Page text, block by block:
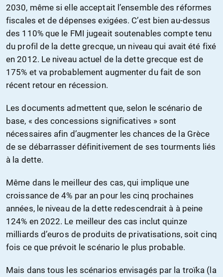
2030, même si elle acceptait l’ensemble des réformes
fiscales et de dépenses exigées. C’est bien au-dessus
des 110% que le FMI jugeait soutenables compte tenu
du profil de la dette grecque, un niveau qui avait été fixé
en 2012. Le niveau actuel de la dette grecque est de
175% et va probablement augmenter du fait de son
récent retour en récession.
Les documents admettent que, selon le scénario de
base, « des concessions significatives » sont
nécessaires afin d’augmenter les chances de la Grèce
de se débarrasser définitivement de ses tourments liés
à la dette.
Même dans le meilleur des cas, qui implique une
croissance de 4% par an pour les cinq prochaines
années, le niveau de la dette redescendrait à à peine
124% en 2022. Le meilleur des cas inclut quinze
milliards d’euros de produits de privatisations, soit cinq
fois ce que prévoit le scénario le plus probable.
Mais dans tous les scénarios envisagés par la troïka (la